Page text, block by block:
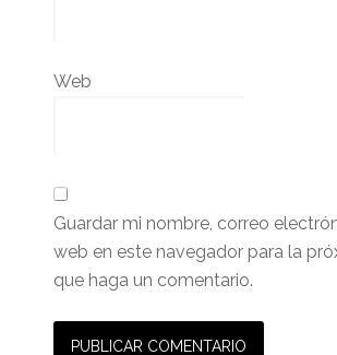
Web
Guardar mi nombre, correo
web en este navegador para la
que haga un comentario.